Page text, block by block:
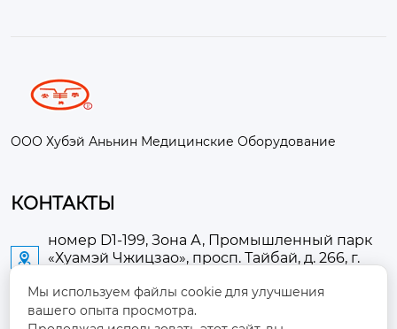
ООО Хубэй Аньнин Медицинские Оборудование
КОНТАКТЫ

номер D1-199, Зона А, Промышленный парк
«Хуамэй Чжицзао», просп. Тайбай, д. 266, г.
 2673889948@qq.com
Мы используем файлы cookie для улучшения
вашего опыта просмотра.